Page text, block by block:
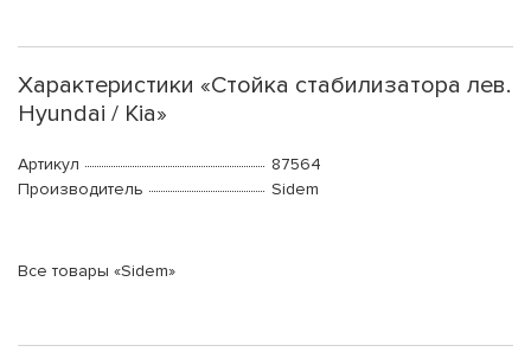
Характеристики «Стойка стабилизатора лев.
Hyundai / Kia»
Артикул
87564
Производитель
Sidem
Все товары «Sidem»